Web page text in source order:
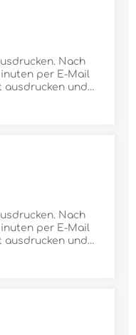
Nach
per E-Mail
ausdrucken und
der
Nach
per E-Mail
ausdrucken und
der